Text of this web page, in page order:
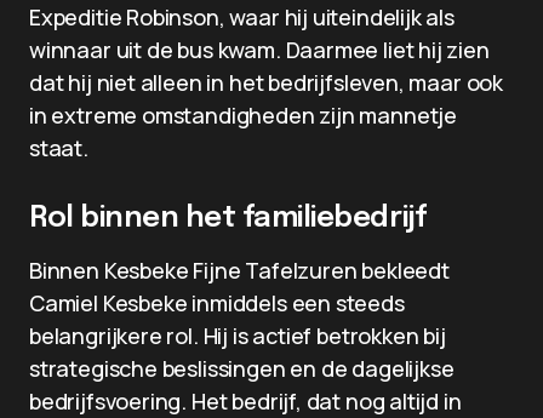
Expeditie Robinson, waar hij uiteindelijk als
winnaar uit de bus kwam. Daarmee liet hij zien
dat hij niet alleen in het bedrijfsleven, maar ook
in extreme omstandigheden zijn mannetje
staat.
Rol binnen het familiebedrijf
Binnen Kesbeke Fijne Tafelzuren bekleedt
Camiel Kesbeke inmiddels een steeds
belangrijkere rol. Hij is actief betrokken bij
strategische beslissingen en de dagelijkse
bedrijfsvoering. Het bedrijf, dat nog altijd in